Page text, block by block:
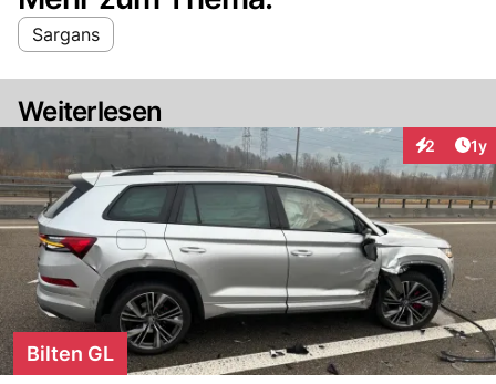
Sargans
Weiterlesen
2 1y
Bilten GL